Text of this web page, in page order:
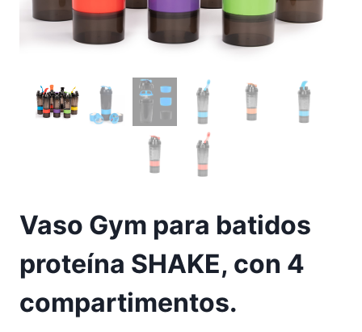
Vaso Gym para batidos
proteína SHAKE, con 4
compartimentos.